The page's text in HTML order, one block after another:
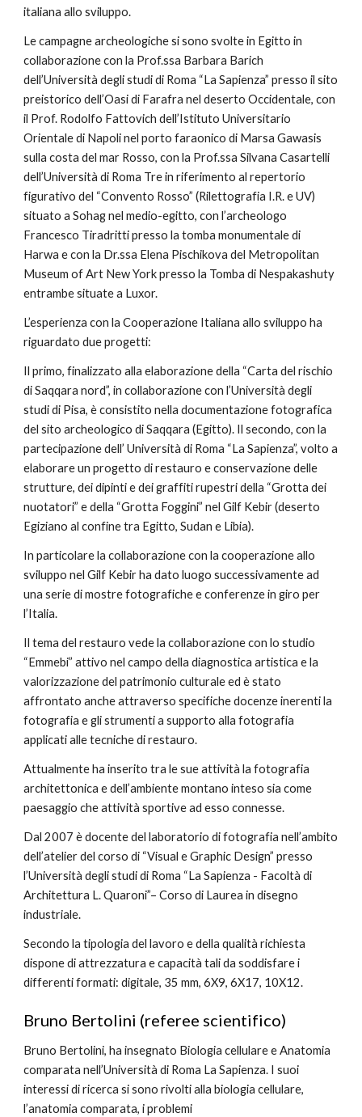
italiana allo sviluppo.
Le campagne archeologiche si sono svolte in Egitto in
collaborazione con la Prof.ssa Barbara Barich
dell’Università degli studi di Roma “La Sapienza” presso il sito
preistorico dell’Oasi di Farafra nel deserto Occidentale, con
il Prof. Rodolfo Fattovich dell’Istituto Universitario
Orientale di Napoli nel porto faraonico di Marsa Gawasis
sulla costa del mar Rosso, con la Prof.ssa Silvana Casartelli
dell’Università di Roma Tre in riferimento al repertorio
figurativo del “Convento Rosso” (Rilettografia I.R. e UV)
situato a Sohag nel medio-egitto, con l’archeologo
Francesco Tiradritti presso la tomba monumentale di
Harwa e con la Dr.ssa Elena Pischikova del Metropolitan
Museum of Art New York presso la Tomba di Nespakashuty
entrambe situate a Luxor.
L’esperienza con la Cooperazione Italiana allo sviluppo ha
riguardato due progetti:
Il primo, finalizzato alla elaborazione della “Carta del rischio
di Saqqara nord”, in collaborazione con l’Università degli
studi di Pisa, è consistito nella documentazione fotografica
del sito archeologico di Saqqara (Egitto). Il secondo, con la
partecipazione dell’ Università di Roma “La Sapienza”, volto a
elaborare un progetto di restauro e conservazione delle
strutture, dei dipinti e dei graffiti rupestri della “Grotta dei
nuotatori” e della “Grotta Foggini” nel Gilf Kebir (deserto
Egiziano al confine tra Egitto, Sudan e Libia).
In particolare la collaborazione con la cooperazione allo
sviluppo nel Gilf Kebir ha dato luogo successivamente ad
una serie di mostre fotografiche e conferenze in giro per
l’Italia.
Il tema del restauro vede la collaborazione con lo studio
“Emmebi” attivo nel campo della diagnostica artistica e la
valorizzazione del patrimonio culturale ed è stato
affrontato anche attraverso specifiche docenze inerenti la
fotografia e gli strumenti a supporto alla fotografia
applicati alle tecniche di restauro.
Attualmente ha inserito tra le sue attività la fotografia
architettonica e dell’ambiente montano inteso sia come
paesaggio che attività sportive ad esso connesse.
Dal 2007 è docente del laboratorio di fotografia nell’ambito
dell’atelier del corso di “Visual e Graphic Design” presso
l’Università degli studi di Roma “La Sapienza - Facoltà di
Architettura L. Quaroni”– Corso di Laurea in disegno
industriale.
Secondo la tipologia del lavoro e della qualità richiesta
dispone di attrezzatura e capacità tali da soddisfare i
differenti formati: digitale, 35 mm, 6X9, 6X17, 10X12.
Bruno Bertolini (referee scientifico)
Bruno Bertolini, ha insegnato Biologia cellulare e Anatomia
comparata nell’Università di Roma La Sapienza. I suoi
interessi di ricerca si sono rivolti alla biologia cellulare,
l’anatomia comparata, i problemi